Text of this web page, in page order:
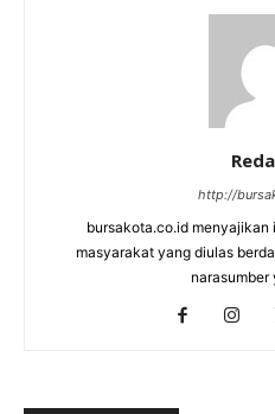
http://
bursakota.co.id
masyarakat yang diulas
narasumber